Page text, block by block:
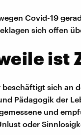
Covid-19
sich offen
ist
beschäftigt sich an
Pädagogik der
und
oder